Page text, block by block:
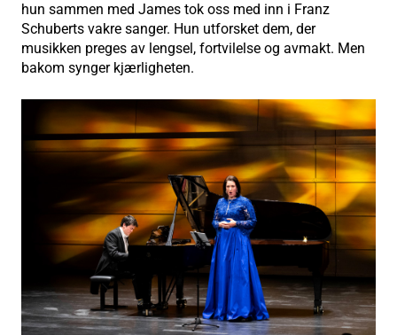
hun sammen med James tok oss med inn i Franz
Schuberts vakre sanger. Hun utforsket dem, der
musikken preges av lengsel, fortvilelse og avmakt. Men
bakom synger kjærligheten.